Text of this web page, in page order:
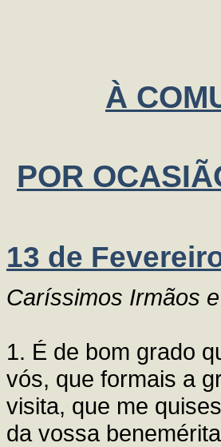
À
POR
13 de
Caríssimos Irmãos
1. É de bom grado
vós, que formais a
visita, que me
da vossa